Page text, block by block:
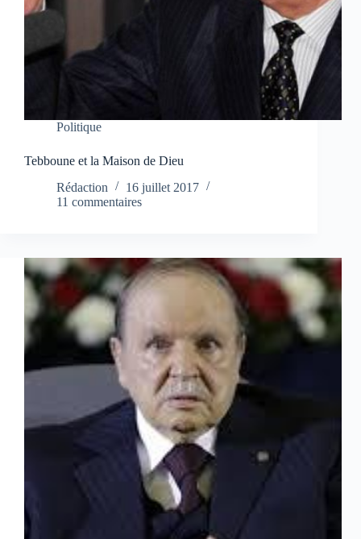
Politique
Tebboune et la Maison de Dieu
Rédaction
16 juillet 2017
11 commentaires